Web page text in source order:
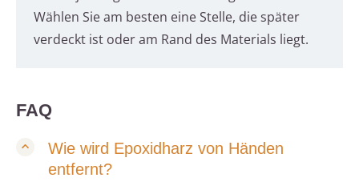
Wählen Sie am besten eine Stelle, die später
verdeckt ist oder am Rand des Materials liegt.
FAQ
Wie wird Epoxidharz von Händen
entfernt?